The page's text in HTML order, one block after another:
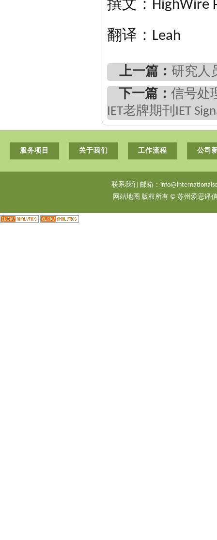
撰文：HighWire
翻译：Leah
上一篇： 研究人
下一篇： 信号处
IET老牌期刊IET
服务项目 关于我们 工作流程 公司
联系我们 邮箱：
网站地图 版权所有 © 苏州爱思译